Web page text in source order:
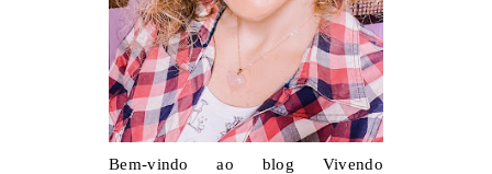
Bem-vindo ao blog Vivendo